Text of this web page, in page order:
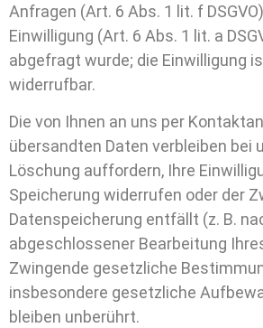
Anfragen (Art. 6 Abs. 1 lit. f
Einwilligung (Art. 6 Abs. 1 lit. a
abgefragt wurde; die Einwilligung
widerrufbar.
Die von Ihnen an uns per
übersandten Daten verbleiben bei
Löschung auffordern, Ihre
Speicherung widerrufen oder der
Datenspeicherung entfällt (z. B.
abgeschlossener Bearbeitung
Zwingende gesetzliche
insbesondere gesetzliche
bleiben unberührt.